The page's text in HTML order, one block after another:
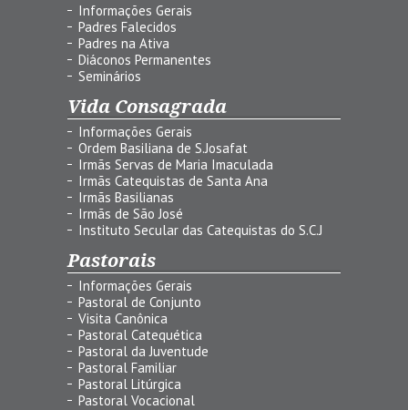
Informações Gerais
Padres Falecidos
Padres na Ativa
Diáconos Permanentes
Seminários
Vida Consagrada
Informações Gerais
Ordem Basiliana de S.Josafat
Irmãs Servas de Maria Imaculada
Irmãs Catequistas de Santa Ana
Irmãs Basilianas
Irmãs de São José
Instituto Secular das Catequistas do S.C.J
Pastorais
Informações Gerais
Pastoral de Conjunto
Visita Canônica
Pastoral Catequética
Pastoral da Juventude
Pastoral Familiar
Pastoral Litúrgica
Pastoral Vocacional